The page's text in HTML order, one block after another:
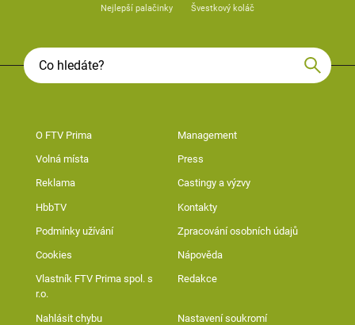
Nejlepší palačinky Švestkový koláč
O FTV Prima Management
Volná místa Press
Reklama Castingy a výzvy
HbbTV Kontakty
Podmínky užívání Zpracování osobních údajů
Cookies Nápověda
Vlastník FTV Prima spol. s
r.o.
Redakce
Nahlásit chybu Nastavení soukromí